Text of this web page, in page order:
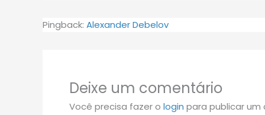
Pingback: Alexander Debelov
Deixe um comentário
Você precisa fazer o login para publicar um